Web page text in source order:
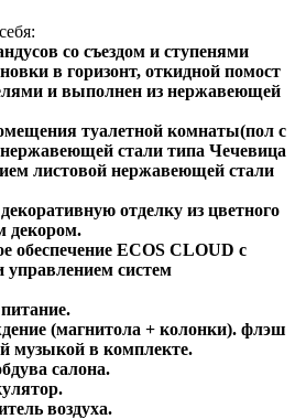
со съездом и ступенями
в горизонт, откидной помост
и выполнен из нержавеющей
туалетной комнаты(пол с
стали типа Чечевица
листовой нержавеющей стали
отделку из цветного
декором.
обеспечение ECOS CLOUD c
систем
(магнитола + колонки). флэш
музыкой в комплекте.
салона.
воздуха.